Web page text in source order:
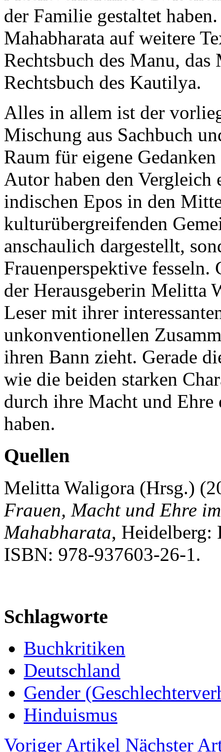
der Familie gestaltet
Mahabharata auf weitere
Rechtsbuch des Manu, das
Rechtsbuch des Kautilya.
Alles in allem ist der
Mischung aus Sachbuch
Raum für eigene
Autor haben den Vergleich
indischen Epos in den
kulturübergreifenden
anschaulich dargestellt,
Frauenperspektive fesseln.
der Herausgeberin Melitta
Leser mit ihrer
unkonventionellen
ihren Bann zieht. Gerade
wie die beiden starken
durch ihre Macht und
haben.
Quellen
Melitta Waligora (Hrsg.)
Frauen, Macht und Ehre
Mahabharata, Heidelberg:
ISBN: 978-937603-26-1.
Schlagworte
Buchkritiken
Deutschland
Gender
Hinduismus
Voriger Artikel Nächster